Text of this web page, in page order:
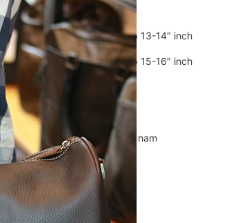
Balo Da Nam
Balo đựng Laptop 13-14″ inch
Balo đựng Laptop 15-16″ inch
Balo mini da thật
Balo da đeo chéo nam
Ví da nam
Ví Cầm Tay Nam
Ví Ngắn Nam